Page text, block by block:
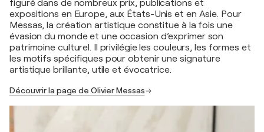
figuré dans de nombreux prix, publications et
expositions en Europe, aux États-Unis et en Asie. Pour
Messas, la création artistique constitue à la fois une
évasion du monde et une occasion d’exprimer son
patrimoine culturel. Il privilégie les couleurs, les formes et
les motifs spécifiques pour obtenir une signature
artistique brillante, utile et évocatrice.
Découvrir la page de Olivier Messas